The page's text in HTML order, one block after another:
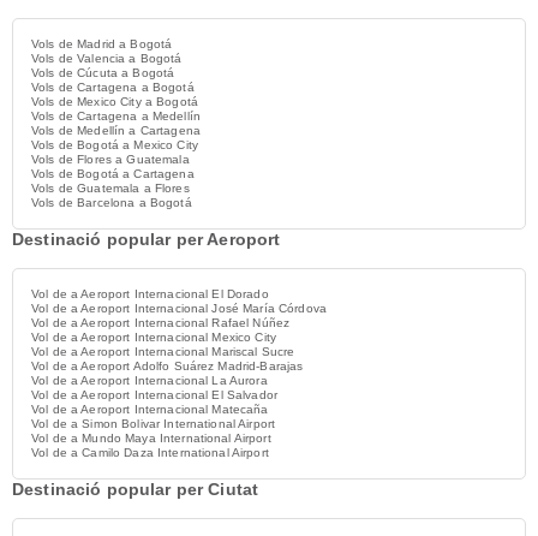
Vols de Madrid a Bogotá
Vols de Valencia a Bogotá
Vols de Cúcuta a Bogotá
Vols de Cartagena a Bogotá
Vols de Mexico City a Bogotá
Vols de Cartagena a Medellín
Vols de Medellín a Cartagena
Vols de Bogotá a Mexico City
Vols de Flores a Guatemala
Vols de Bogotá a Cartagena
Vols de Guatemala a Flores
Vols de Barcelona a Bogotá
Destinació popular per Aeroport
Vol de a Aeroport Internacional El Dorado
Vol de a Aeroport Internacional José María Córdova
Vol de a Aeroport Internacional Rafael Núñez
Vol de a Aeroport Internacional Mexico City
Vol de a Aeroport Internacional Mariscal Sucre
Vol de a Aeroport Adolfo Suárez Madrid-Barajas
Vol de a Aeroport Internacional La Aurora
Vol de a Aeroport Internacional El Salvador
Vol de a Aeroport Internacional Matecaña
Vol de a Simon Bolivar International Airport
Vol de a Mundo Maya International Airport
Vol de a Camilo Daza International Airport
Destinació popular per Ciutat